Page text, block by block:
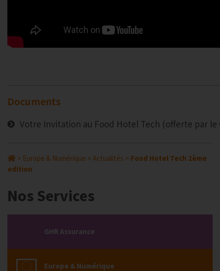
Documents
Votre Invitation au Food Hotel Tech (offerte par le
> Europe & Numérique >Actualités > Food Hotel Tech 2ème
edition
Nos Services
GHR Assurance
Europe & Numérique